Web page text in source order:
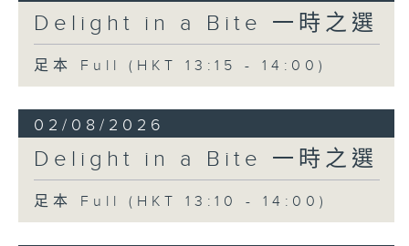
Delight in a Bite 一時之選
足本 Full (HKT 13:15 - 14:00)
02/08/2026
Delight in a Bite 一時之選
足本 Full (HKT 13:10 - 14:00)